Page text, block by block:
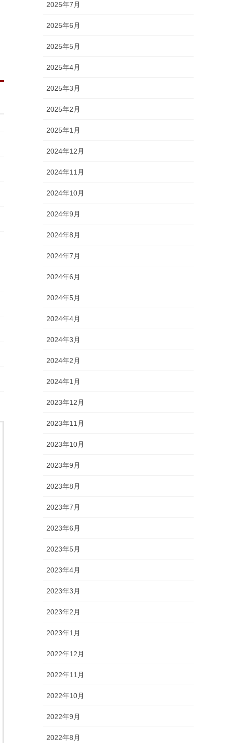
2025年7月
2025年6月
2025年5月
2025年4月
2025年3月
2025年2月
2025年1月
2024年12月
2024年11月
2024年10月
2024年9月
2024年8月
2024年7月
2024年6月
2024年5月
2024年4月
2024年3月
2024年2月
2024年1月
2023年12月
2023年11月
2023年10月
2023年9月
2023年8月
2023年7月
2023年6月
2023年5月
2023年4月
2023年3月
2023年2月
2023年1月
2022年12月
2022年11月
2022年10月
2022年9月
2022年8月